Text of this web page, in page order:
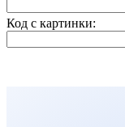
Код с картинки: